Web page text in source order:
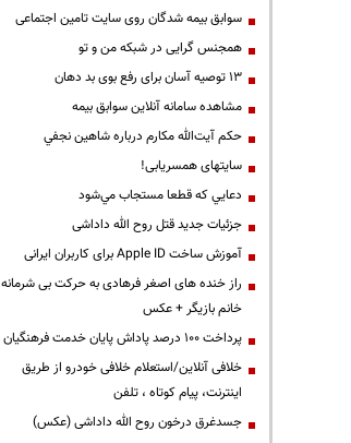
سوابق بیمه شدگان روی سایت تامین اجتماعی
همجنس گرایی در شبکه من و تو
13 توصیه آسان برای رفع بوی بد دهان
مشاهده سامانه آنلاين سوابق بیمه
حكم آيت‌الله مكارم درباره شاهين نجفي
سایتهای همسریابی!
دعايي كه قطعا مستجاب مي‌شود
جزئیات جدید قتل روح الله داداشی
آموزش ساخت Apple ID برای کاربران ایرانی
راز خنده های اصغر فرهادی به حرکت بی شرمانه
خانم بازیگر + عکس
پرداخت ۱۰۰ درصد پاداش پایان خدمت فرهنگیان
خلافی آنلاین/استعلام خلافی خودرو از طریق
اینترنت، پیام کوتاه ، تلفن
جسدغرق درخون روح الله داداشی (عکس)